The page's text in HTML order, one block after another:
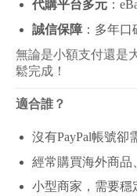
代購平台多元：
誠信保障：多年口
無論是小額支付還是
鬆完成！
適合誰？
沒有PayPal帳號卻
經常購買海外商品
小型商家，需要穩